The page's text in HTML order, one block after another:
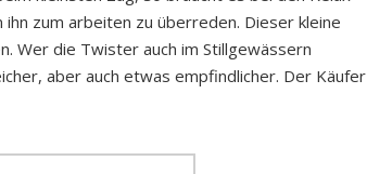
zum arbeiten zu überreden. Dieser kleine
Wer die Twister auch im Stillgewässern
aber auch etwas empfindlicher. Der Käufer